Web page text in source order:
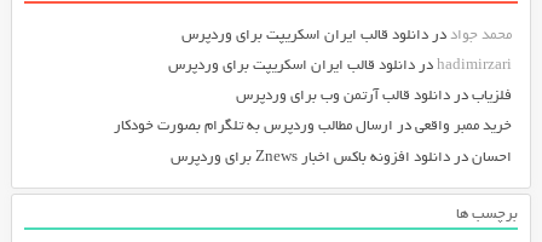
محمد جواددر دانلود قالب ایران اسکریپت برای وردپرس
hadimirzariدر دانلود قالب ایران اسکریپت برای وردپرس
فلزیابدر دانلود قالب آرتمن وب برای وردپرس
خرید ممبر واقعیدر ارسال مطالب وردپرس به تلگرام بصورت خودکار
احساندر دانلود افزونه باکس اخبار Znews برای وردپرس
برچسب ها